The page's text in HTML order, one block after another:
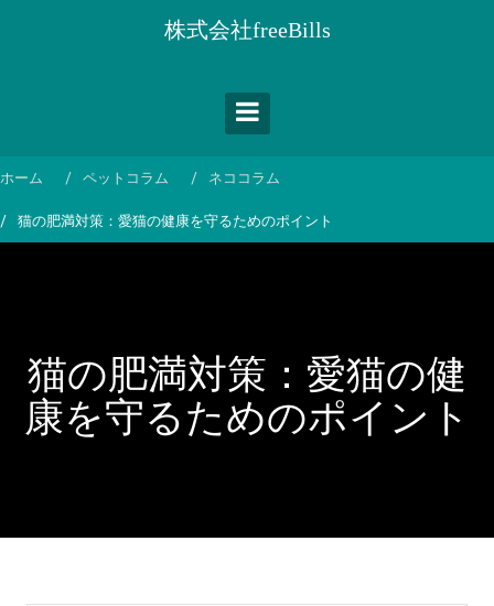
ス
ッ
株式会社freeBills
ホーム ペットコラム ネココラム
猫の肥満対策：愛猫の健康を守るためのポイント
猫の肥満対策：愛猫の健
康を守るためのポイント